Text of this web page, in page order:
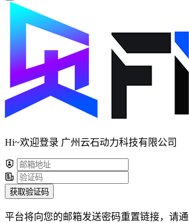
Hi~欢迎登录 广州云石动力科技有限公司
获取验证码
平台将向您的邮箱发送密码重置链接，请